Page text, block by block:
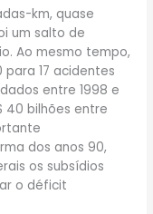
km, quase
um salto de
Ao mesmo tempo,
17 acidentes
entre 1998 e
40 bilhões entre
dos anos 90,
os subsídios
o déficit